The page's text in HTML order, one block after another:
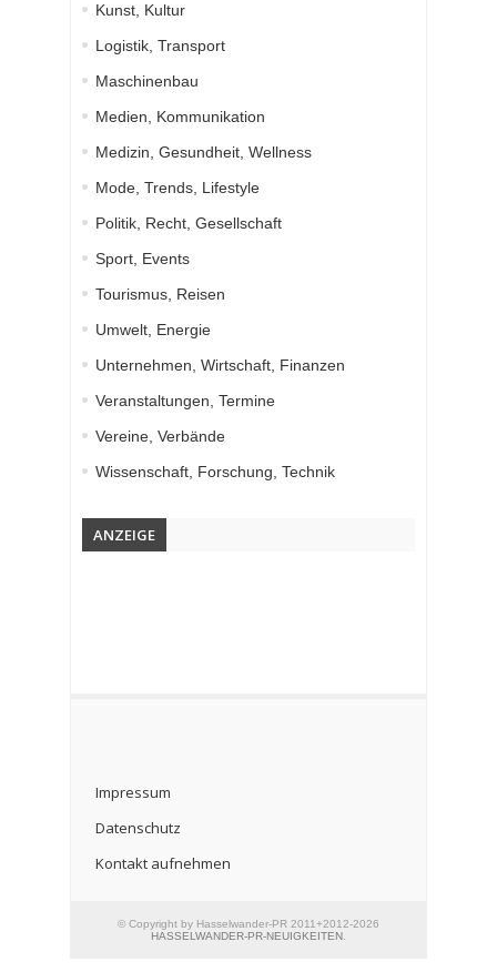
Kunst, Kultur
Logistik, Transport
Maschinenbau
Medien, Kommunikation
Medizin, Gesundheit, Wellness
Mode, Trends, Lifestyle
Politik, Recht, Gesellschaft
Sport, Events
Tourismus, Reisen
Umwelt, Energie
Unternehmen, Wirtschaft, Finanzen
Veranstaltungen, Termine
Vereine, Verbände
Wissenschaft, Forschung, Technik
ANZEIGE
Impressum
Datenschutz
Kontakt aufnehmen
© Copyright by Hasselwander-PR 2011+2012-2026
HASSELWANDER-PR-NEUIGKEITEN.